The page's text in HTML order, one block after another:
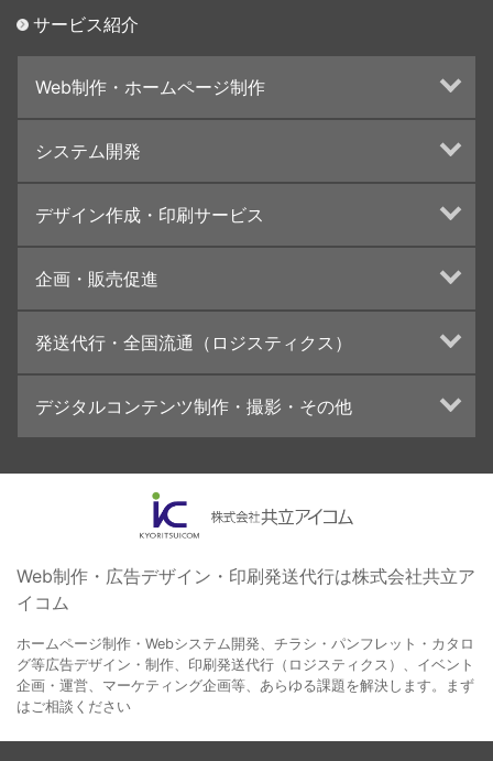
サービス紹介
Web制作・ホームページ制作
ランディングページ制作
インターネット広告代行
UI・UXデザイン設計
システム開発
デザイン作成・印刷サービス
カタログデザインの制作・印刷
学校・会社案内パンフレット制作・印刷
高精細印刷（スブリマ印刷）
社内報
名刺
一般印刷 （オンデマンド・オフセット）
ユニバーサル・コミュニケーション・デザイン
企画・販売促進
ブランディング戦略
コンテンツ制作
採用プロモーション
発送代行・全国流通（ロジスティクス）
デジタルコンテンツ制作・撮影・その他
イラスト・キャラクター制作
ロゴデザイン・CI設計
コピー・ライティング
電子ブック制作
自社メディア
Web制作・広告デザイン・印刷発送代行は株式会社共立ア
イコム
ホームページ制作・Webシステム開発、チラシ・パンフレット・カタロ
グ等広告デザイン・制作、印刷発送代行（ロジスティクス）、イベント
企画・運営、マーケティング企画等、あらゆる課題を解決します。まず
はご相談ください